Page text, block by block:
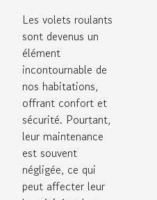
des volets
roulants
Les volets roulants
sont devenus un
élément
incontournable de
nos habitations,
offrant confort et
sécurité. Pourtant,
leur maintenance
est souvent
négligée, ce qui
peut affecter leur